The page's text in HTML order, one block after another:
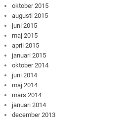
oktober 2015
augusti 2015
juni 2015
maj 2015
april 2015
januari 2015
oktober 2014
juni 2014
maj 2014
mars 2014
januari 2014
december 2013